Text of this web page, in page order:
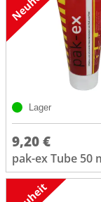
Lager
9,20 €
pak-ex Tube 50